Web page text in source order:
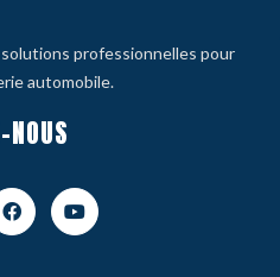
professionnelles pour
automobile.